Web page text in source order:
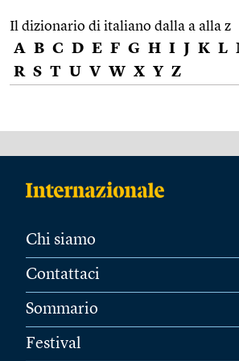
Il dizionario di italiano dalla a alla z
A B C D E F G H I J K L
R S T U V W X Y Z
Chi siamo
Contattaci
Sommario
Festival